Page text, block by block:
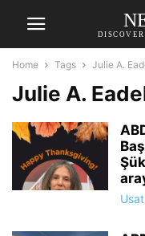
Home Tags Julie A.
Julie A.